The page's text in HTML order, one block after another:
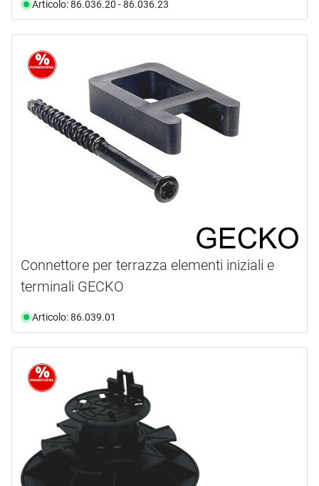
Articolo: 86.036.20 - 86.036.23
Connettore per terrazza elementi iniziali e
terminali GECKO
Articolo: 86.039.01